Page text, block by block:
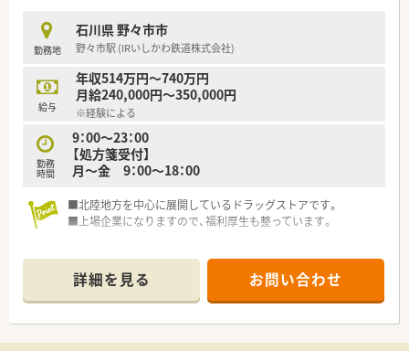
社製品の開発や販売も幅広く手掛けている会社です。
【職場環境と雰囲気】
■20代から30代の若手薬剤師が多く活躍しており、活気にあふ
れ、風通しの良いアットホームな雰囲気が魅力です。
■エリアごとに上席薬剤師というスペシャリストが配置されて
おり、困ったことがあればいつでも相談できる環境です。
■経営陣の多くが薬剤師出身であるため、現場への理解が深く、
入社後のフォローアップ体制も万全に整っています。
■入社後半年から1年程度で薬局長へ昇格する実績もあり、実力
次第でスピーディーなキャリアアップが可能です。
い多様なキャリアパスを描くことができる環境です。
勤務地
石川県 野々市市
野々市駅 (IRいしかわ鉄道株式会社)
給与
年収514万円～740万円
月給240,000円～350,000円
※経験による
勤務
時間
9：00～23：00
【処方箋受付】
月～金 9：00～18：00
■北陸地方を中心に展開しているドラッグストアです。
■上場企業になりますので、福利厚生も整っています。
詳細を見る お問い合わせ